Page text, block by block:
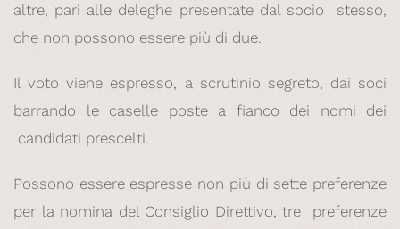
altre, pari alle deleghe presentate dal socio stesso,
che non possono essere più di due.
Il voto viene espresso, a scrutinio segreto, dai soci
barrando le caselle poste a fianco dei nomi dei
candidati prescelti.
Possono essere espresse non più di sette preferenze
per la nomina del Consiglio Direttivo, tre preferenze